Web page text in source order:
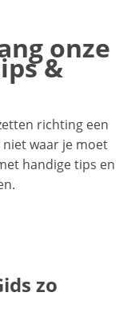
onze
&
richting een
waar je moet
handige tips en
zo